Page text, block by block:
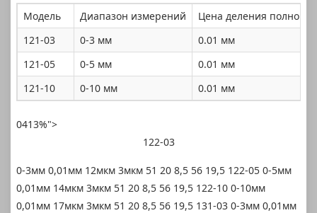
Модель Диапазон измерений
Цена деления полного
121-03
0-3 мм
0.01 мм
121-05
0-5 мм
0.01 мм
121-10
0-10 мм 0.01 мм
0413%">
122-03
0-3мм 0,01мм 12мкм 3мкм 51 20 8,5 56 19,5 122-05 0-5мм
0,01мм 14мкм 3мкм 51 20 8,5 56 19,5 122-10 0-10мм
0,01мм 17мкм 3мкм 51 20 8,5 56 19,5 131-03 0-3мм 0,01мм